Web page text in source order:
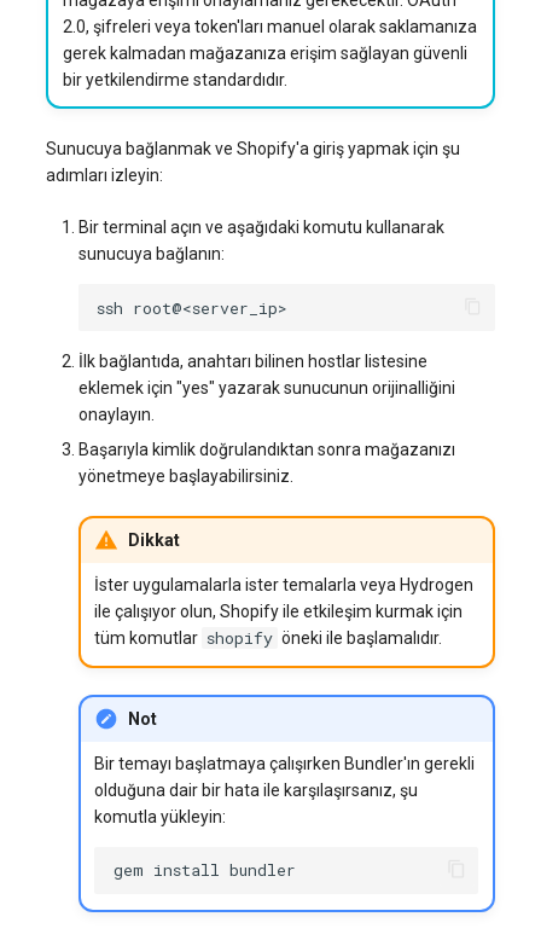
2.0, şifreleri veya token'ları manuel olarak saklamanıza
gerek kalmadan mağazanıza erişim sağlayan güvenli
bir yetkilendirme standardıdır.
Sunucuya bağlanmak ve Shopify'a giriş yapmak için şu
adımları izleyin:
Bir terminal açın ve aşağıdaki komutu kullanarak
sunucuya bağlanın:
ssh
İlk bağlantıda, anahtarı bilinen hostlar listesine
eklemek için "yes" yazarak sunucunun orijinalliğini
onaylayın.
Başarıyla kimlik doğrulandıktan sonra mağazanızı
yönetmeye başlayabilirsiniz.
Dikkat
İster uygulamalarla ister temalarla veya Hydrogen
ile çalışıyor olun, Shopify ile etkileşim kurmak için
tüm komutlar shopify öneki ile başlamalıdır.
Not
Bir temayı başlatmaya çalışırken Bundler'ın gerekli
olduğuna dair bir hata ile karşılaşırsanız, şu
komutla yükleyin:
gem install